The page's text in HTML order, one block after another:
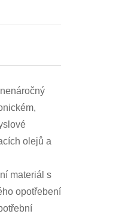
olejů a
materiál s
opotřebení